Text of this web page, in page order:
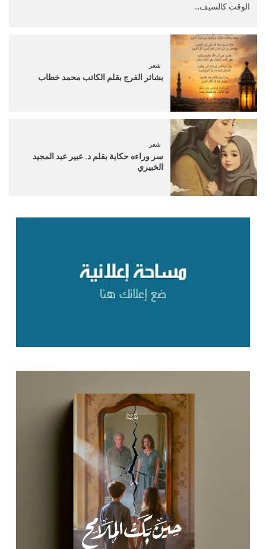
الوقت كالسيف...
شعر
بشائر الفرج بقلم الكاتب محمد خطاب
شعر
سر وراءه حكاية بقلم د. عبير عبد المجيد
الخبيري